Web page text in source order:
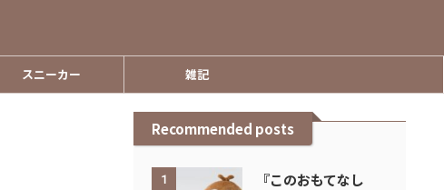
スニーカー 雑記
Recommended posts
1
『このおもてなし